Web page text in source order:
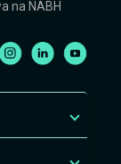
na NABH